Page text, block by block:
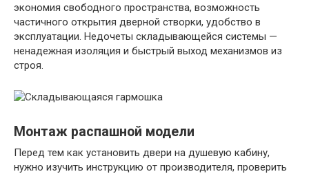
экономия свободного пространства, возможность
частичного открытия дверной створки, удобство в
эксплуатации. Недочеты складывающейся системы —
ненадежная изоляция и быстрый выход механизмов из
строя.
Монтаж распашной модели
Перед тем как установить двери на душевую кабину,
нужно изучить инструкцию от производителя, проверить